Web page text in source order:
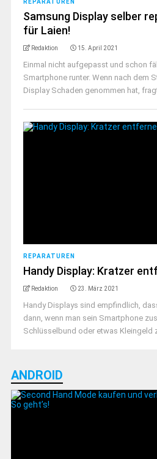
REPARATUREN
Samsung Display selber
für Laien!
Redaktion 15. April 2021
Einmal nicht aufgepasst und schon
Smartphone runter. Wenn nach dem
Display Schaden genommen hat,
REPARATUREN
Handy Display: Kratzer
Redaktion 23. März 2021
Handy Displays sind empfindlich,
dann, wenn man sein Smartphone
Schlüsselbund oder etwas Kleingeld
ANDROID